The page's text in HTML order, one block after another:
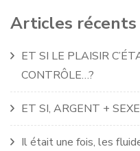
Articles récents
ET SI LE PLAISIR
CONTRÔLE…?
ET SI, ARGENT +
Il était une fois, les